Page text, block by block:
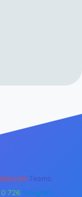
Teams:
726 Telegram: